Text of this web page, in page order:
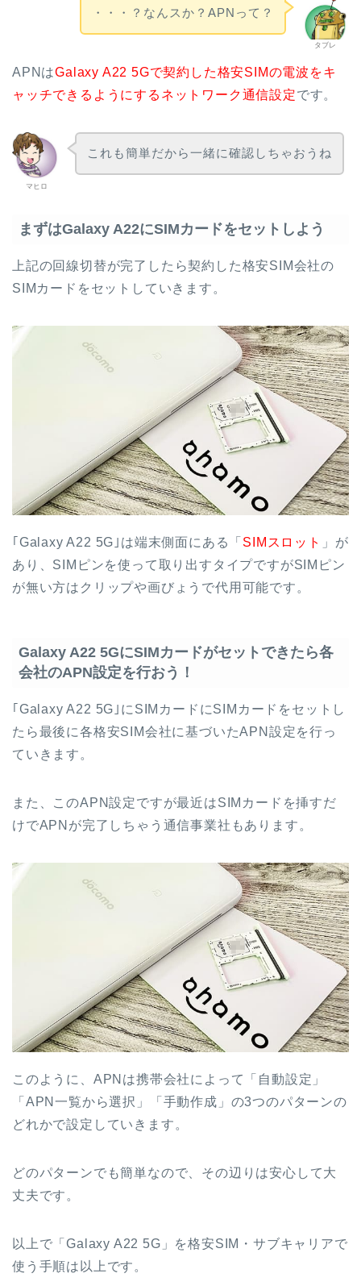
タブレ
・・・？なんスか？APNって？
APNはGalaxy A22 5Gで契約した格安SIMの電波をキ
ャッチできるようにするネットワーク通信設定です。
マヒロ
これも簡単だから一緒に確認しちゃおうね
まずはGalaxy A22にSIMカードをセットしよう
上記の回線切替が完了したら契約した格安SIM会社の
SIMカードをセットしていきます。
｢Galaxy A22 5G｣は端末側面にある「 SIMスロット
」が
あり、SIMピンを使って取り出すタイプですがSIMピン
が無い方はクリップや画びょうで代用可能です。
Galaxy A22 5GにSIMカードがセットできたら各
会社のAPN設定を行おう！
｢Galaxy A22 5G｣にSIMカードにSIMカードをセットし
たら最後に各格安SIM会社に基づいたAPN設定を行っ
ていきます。
また、このAPN設定ですが最近はSIMカードを挿すだ
けでAPNが完了しちゃう通信事業社もあります。
このように、APNは携帯会社によって「自動設定」
「APN一覧から選択」「手動作成」の3つのパターンの
どれかで設定していきます。
どのパターンでも簡単なので、その辺りは安心して大
丈夫です。
以上で「Galaxy A22 5G」を格安SIM・サブキャリアで
使う手順は以上です。